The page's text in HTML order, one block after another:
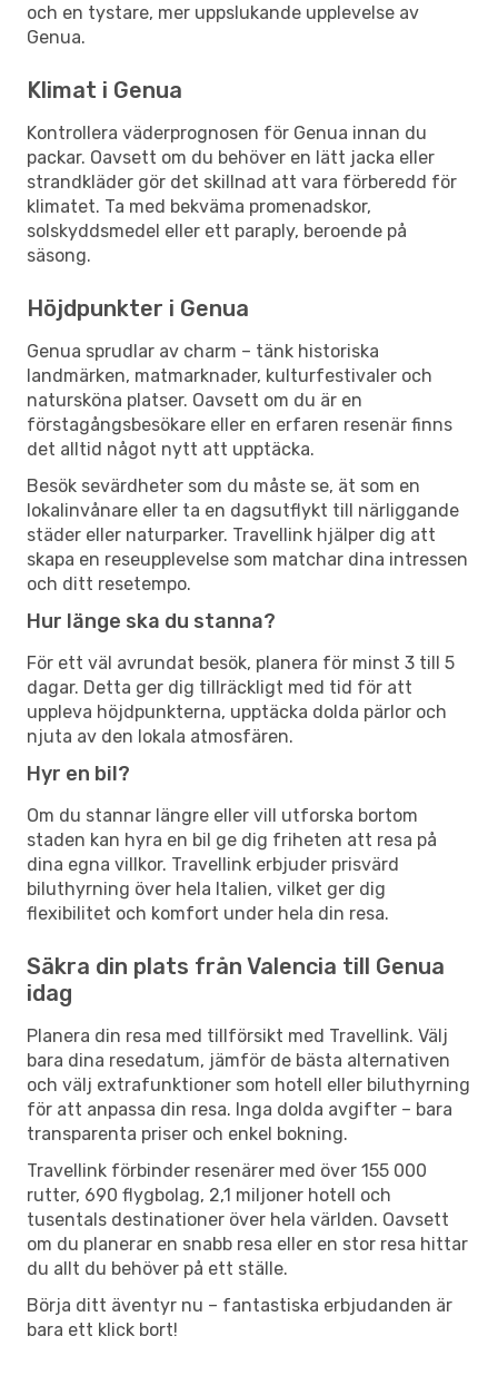
och en tystare, mer uppslukande upplevelse av
Genua.
Klimat i Genua
Kontrollera väderprognosen för Genua innan du
packar. Oavsett om du behöver en lätt jacka eller
strandkläder gör det skillnad att vara förberedd för
klimatet. Ta med bekväma promenadskor,
solskyddsmedel eller ett paraply, beroende på
säsong.
Höjdpunkter i Genua
Genua sprudlar av charm – tänk historiska
landmärken, matmarknader, kulturfestivaler och
natursköna platser. Oavsett om du är en
förstagångsbesökare eller en erfaren resenär finns
det alltid något nytt att upptäcka.
Besök sevärdheter som du måste se, ät som en
lokalinvånare eller ta en dagsutflykt till närliggande
städer eller naturparker. Travellink hjälper dig att
skapa en reseupplevelse som matchar dina intressen
och ditt resetempo.
Hur länge ska du stanna?
För ett väl avrundat besök, planera för minst 3 till 5
dagar. Detta ger dig tillräckligt med tid för att
uppleva höjdpunkterna, upptäcka dolda pärlor och
njuta av den lokala atmosfären.
Hyr en bil?
Om du stannar längre eller vill utforska bortom
staden kan hyra en bil ge dig friheten att resa på
dina egna villkor. Travellink erbjuder prisvärd
biluthyrning över hela Italien, vilket ger dig
flexibilitet och komfort under hela din resa.
Säkra din plats från Valencia till Genua
idag
Planera din resa med tillförsikt med Travellink. Välj
bara dina resedatum, jämför de bästa alternativen
och välj extrafunktioner som hotell eller biluthyrning
för att anpassa din resa. Inga dolda avgifter – bara
transparenta priser och enkel bokning.
Travellink förbinder resenärer med över 155 000
rutter, 690 flygbolag, 2,1 miljoner hotell och
tusentals destinationer över hela världen. Oavsett
om du planerar en snabb resa eller en stor resa hittar
du allt du behöver på ett ställe.
Börja ditt äventyr nu – fantastiska erbjudanden är
bara ett klick bort!